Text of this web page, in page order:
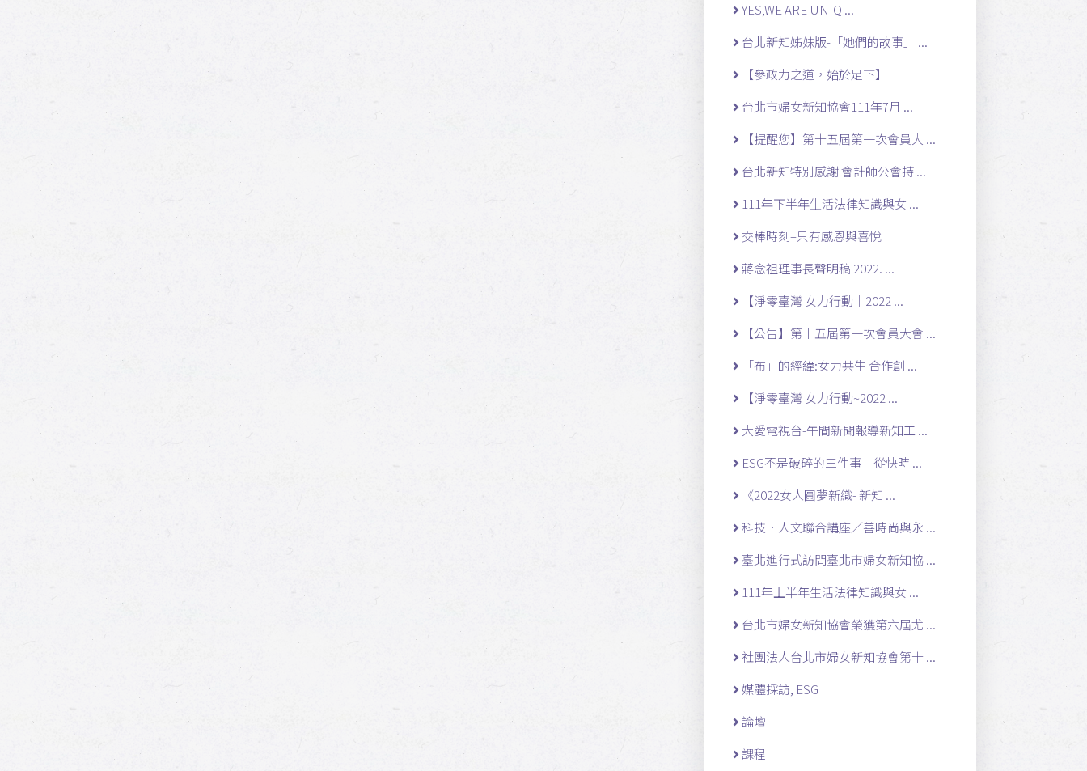
YES,WE ARE UNIQ ...
台北新知姊妹版-「她們的故事」 ...
【參政力之道，始於足下】
台北市婦女新知協會111年7月 ...
【提醒您】第十五屆第一次會員大 ...
台北新知特別感謝 會計師公會持 ...
111年下半年生活法律知識與女 ...
交棒時刻–只有感恩與喜悅
蔣念祖理事長聲明稿 2022. ...
【淨零臺灣 女力行動｜2022 ...
【公告】第十五屆第一次會員大會 ...
「布」的經緯:女力共生 合作創 ...
【淨零臺灣 女力行動~2022 ...
大愛電視台-午間新聞報導新知工 ...
ESG不是破碎的三件事 從快時 ...
《2022女人圓夢新織- 新知 ...
科技．人文聯合講座／善時尚與永 ...
臺北進行式訪問臺北市婦女新知協 ...
111年上半年生活法律知識與女 ...
台北市婦女新知協會榮獲第六屆尤 ...
社團法人台北市婦女新知協會第十 ...
媒體採訪, ESG
論壇
課程